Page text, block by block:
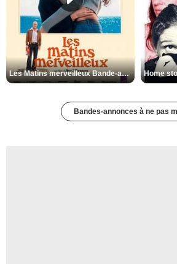
Les Matins merveilleux Bande-annonce VF
Bandes-annonces à ne pas